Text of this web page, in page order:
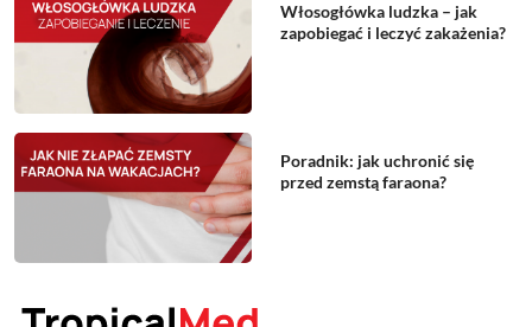
Włosogłówka ludzka – jak
zapobiegać i leczyć zakażenia?
Poradnik: jak uchronić się
przed zemstą faraona?